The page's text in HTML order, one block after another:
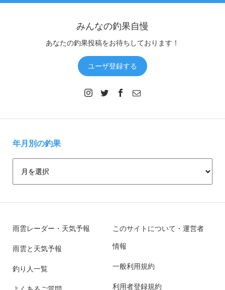
みんなの釣果自慢
あなたの釣果投稿をお待ちしております！
ユーザ登録する
年月別の釣果
雨雲レーダー・天気予報
雨雲と天気予報
釣り人一覧
このサイトについて・運営者
情報
一般利用規約
利用者登録規約